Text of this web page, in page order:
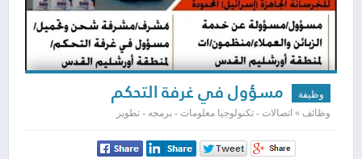
وظيفة مسؤول في غرفة التحكم
وظائف » اتصالات - تكنولوجيا معلومات - برمجه - تطوير